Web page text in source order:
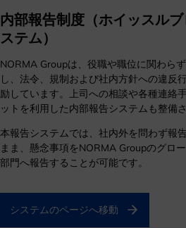
内部報告制度（ホイッスル
ステム）
NORMA Groupは、役職や職位に関わら
し、法令、規制および社内方針への違反
励しています。上司への相談や各種連絡
ットを利用した内部報告システムも整備
本報告システムでは、社内外を問わず報
まま、懸念事項をNORMA Groupのグロ
部門へ報告することが可能です。
システムのページへ移動